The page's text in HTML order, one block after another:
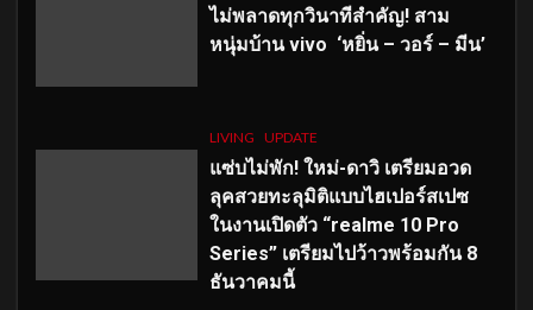
ไม่พลาดทุกวินาทีสำคัญ! สาม
หนุ่มบ้าน vivo ‘หยิ่น – วอร์ – มีน’
LIVING UPDATE
แซ่บไม่พัก! ใหม่-ดาวิ เตรียมอวด
ลุคสวยทะลุมิติแบบไฮเปอร์สเปซ
ในงานเปิดตัว “realme 10 Pro
Series” เตรียมไปว้าวพร้อมกัน 8
ธันวาคมนี้